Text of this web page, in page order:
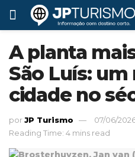
A planta
São Luís:
cidade no
porJP Turismo
07/06/
Reading Time: 4 mins read